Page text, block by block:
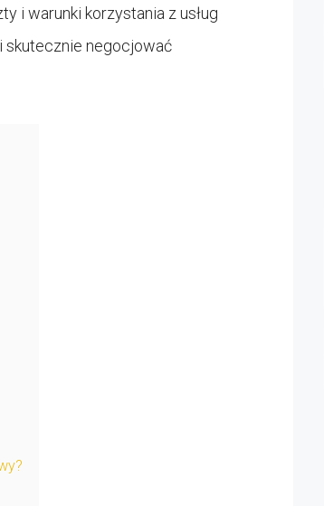
i warunki korzystania z usług
skutecznie negocjować